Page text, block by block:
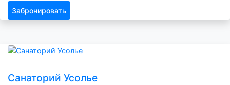
Забронировать
Санаторий Усолье